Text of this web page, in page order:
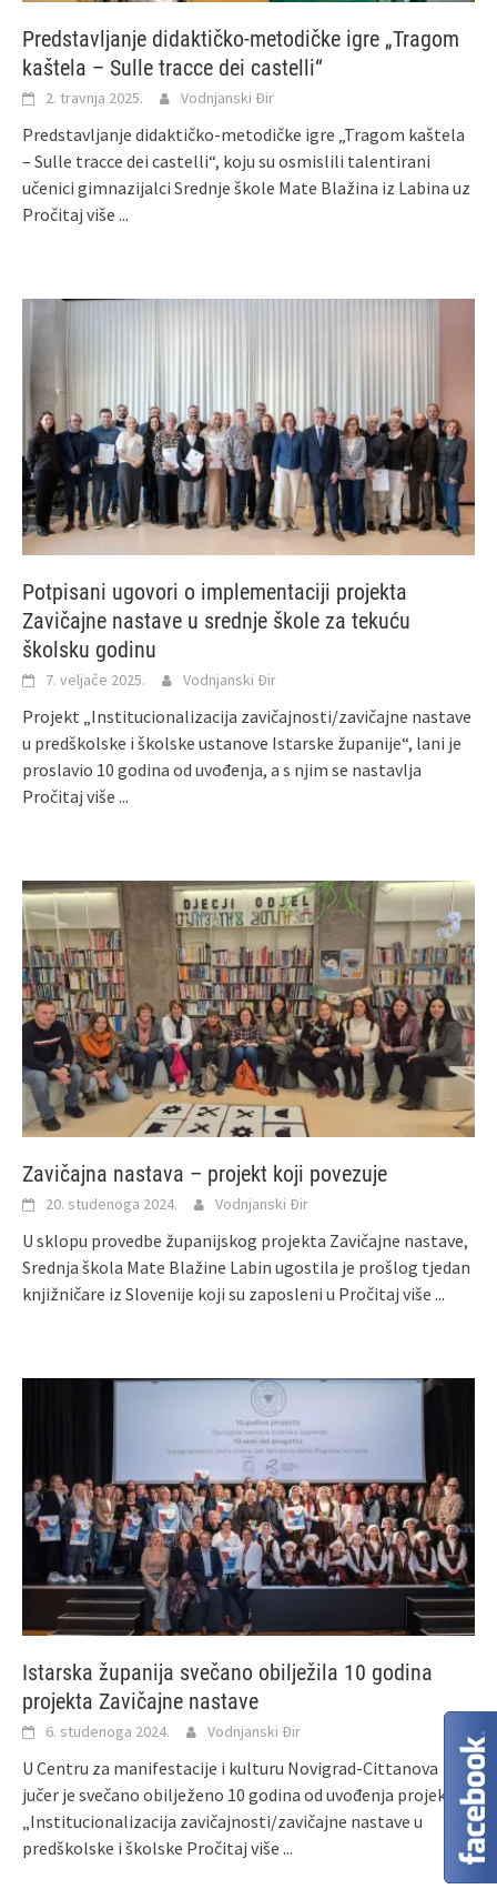
Predstavljanje didaktičko-metodičke igre „Tragom
kaštela – Sulle tracce dei castelli“
2. travnja 2025. Vodnjanski Đir
Predstavljanje didaktičko-metodičke igre „Tragom kaštela
– Sulle tracce dei castelli“, koju su osmislili talentirani
učenici gimnazijalci Srednje škole Mate Blažina iz Labina uz
Pročitaj više ...
Potpisani ugovori o implementaciji projekta
Zavičajne nastave u srednje škole za tekuću
školsku godinu
7. veljače 2025. Vodnjanski Đir
Projekt „Institucionalizacija zavičajnosti/zavičajne nastave
u predškolske i školske ustanove Istarske županije“, lani je
proslavio 10 godina od uvođenja, a s njim se nastavlja
Pročitaj više ...
Zavičajna nastava – projekt koji povezuje
20. studenoga 2024. Vodnjanski Đir
U sklopu provedbe županijskog projekta Zavičajne nastave,
Srednja škola Mate Blažine Labin ugostila je prošlog tjedan
knjižničare iz Slovenije koji su zaposleni u Pročitaj više ...
Istarska županija svečano obilježila 10 godina
projekta Zavičajne nastave
6. studenoga 2024. Vodnjanski Đir
U Centru za manifestacije i kulturu Novigrad-Cittanova
jučer je svečano obilježeno 10 godina od uvođenja projekta
„Institucionalizacija zavičajnosti/zavičajne nastave u
predškolske i školske Pročitaj više ...